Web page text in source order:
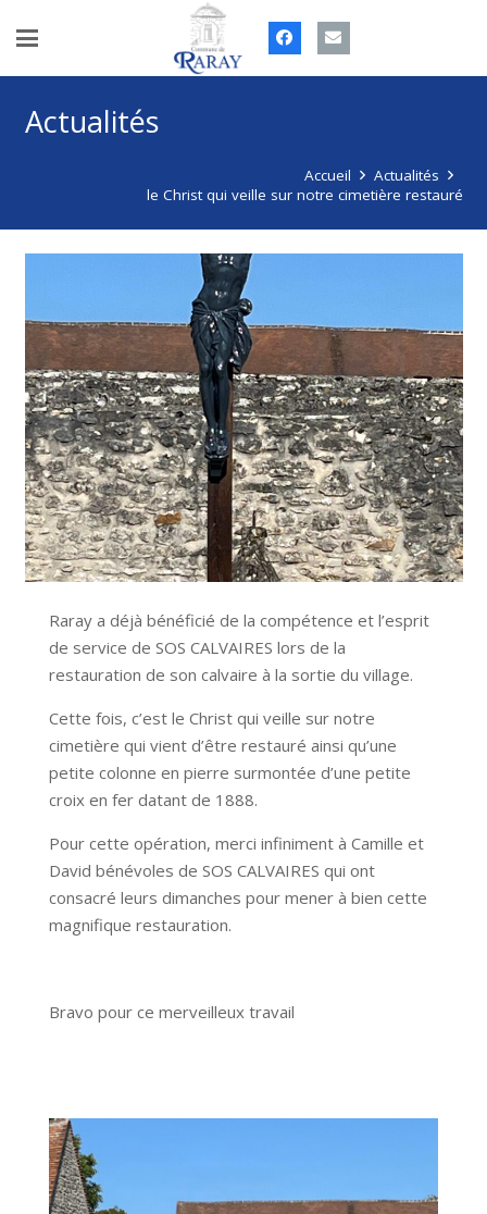
Actualités
Accueil
Actualités
le Christ qui veille sur notre cimetière restauré
Raray a déjà bénéficié de la compétence et l’esprit
de service de SOS CALVAIRES lors de la
restauration de son calvaire à la sortie du village.
Cette fois, c’est le Christ qui veille sur notre
cimetière qui vient d’être restauré ainsi qu’une
petite colonne en pierre surmontée d’une petite
croix en fer datant de 1888.
Pour cette opération, merci infiniment à Camille et
David bénévoles de SOS CALVAIRES qui ont
consacré leurs dimanches pour mener à bien cette
magnifique restauration.
Bravo pour ce merveilleux travail